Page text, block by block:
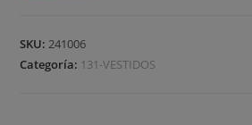
SKU:241006
Categoría: 131-VESTIDOS